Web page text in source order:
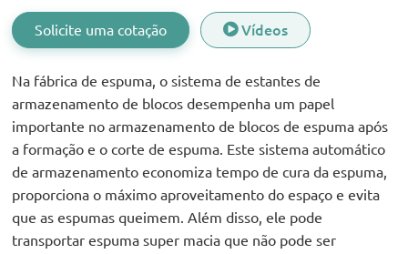
Solicite uma cotação Vídeos
Na fábrica de espuma, o sistema de estantes de
armazenamento de blocos desempenha um papel
importante no armazenamento de blocos de espuma após
a formação e o corte de espuma. Este sistema automático
de armazenamento economiza tempo de cura da espuma,
proporciona o máximo aproveitamento do espaço e evita
que as espumas queimem. Além disso, ele pode
transportar espuma super macia que não pode ser